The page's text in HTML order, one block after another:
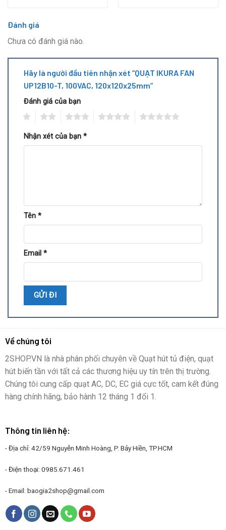
Đánh giá
Chưa có đánh giá nào.
Hãy là người đầu tiên nhận xét “QUẠT IKURA FAN
UP12B10-T, 100VAC, 120x120x25mm”
Đánh giá của bạn
Nhận xét của bạn *
Tên *
Email *
Về chúng tôi
2SHOP.VN là nhà phân phối chuyên về Quạt hút tủ điện, quạt
hút biến tần với tất cả các thương hiệu uy tín trên thị trường.
Chúng tôi cung cấp quạt AC, DC, EC giá cực tốt, cam kết đúng
hàng chính hãng, bảo hành 12 tháng 1 đổi 1.
Thông tin liên hệ:
- Địa chỉ: 42/59 Nguyễn Minh Hoàng, P. Bảy Hiền, TP.HCM
- Điện thoại: 0985.671.461
- Email: baogia2shop@gmail.com